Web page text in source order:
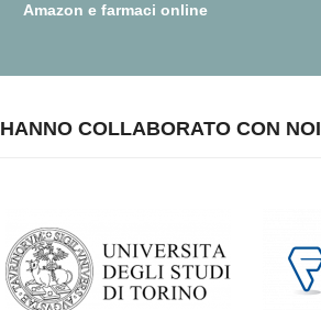
Amazon e farmaci online
HANNO COLLABORATO CON NOI